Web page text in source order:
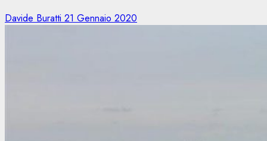
Davide Buratti 21 Gennaio 2020